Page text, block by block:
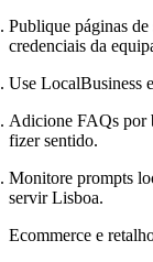
Publique páginas
credenciais da
Use LocalBusiness
Adicione FAQs por
fizer sentido.
Monitore prompts
servir Lisboa.
Ecommerce e